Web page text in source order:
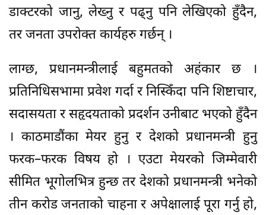
डाक्टरको जानु, लेख्नु र पढ्नु पनि लेखिएको हुँदैन,
तर जनता उपरोक्त कार्यहरु गर्छन् ।
लाग्छ, प्रधानमन्त्रीलाई बहुमतको अहंकार छ ।
प्रतिनिधिसभामा प्रवेश गर्दा र निस्किँदा पनि शिष्टाचार,
सदासयता र सहृदयताको प्रदर्शन उनीबाट भएको हुँदैन
। काठमाडौंका मेयर हुनु र देशको प्रधानमन्त्री हुनु
फरक–फरक विषय हो । एउटा मेयरको जिम्मेवारी
सीमित भूगोलभित्र हुन्छ तर देशको प्रधानमन्त्री भनेको
तीन करोड जनताको चाहना र अपेक्षालाई पूरा गर्नु हो,